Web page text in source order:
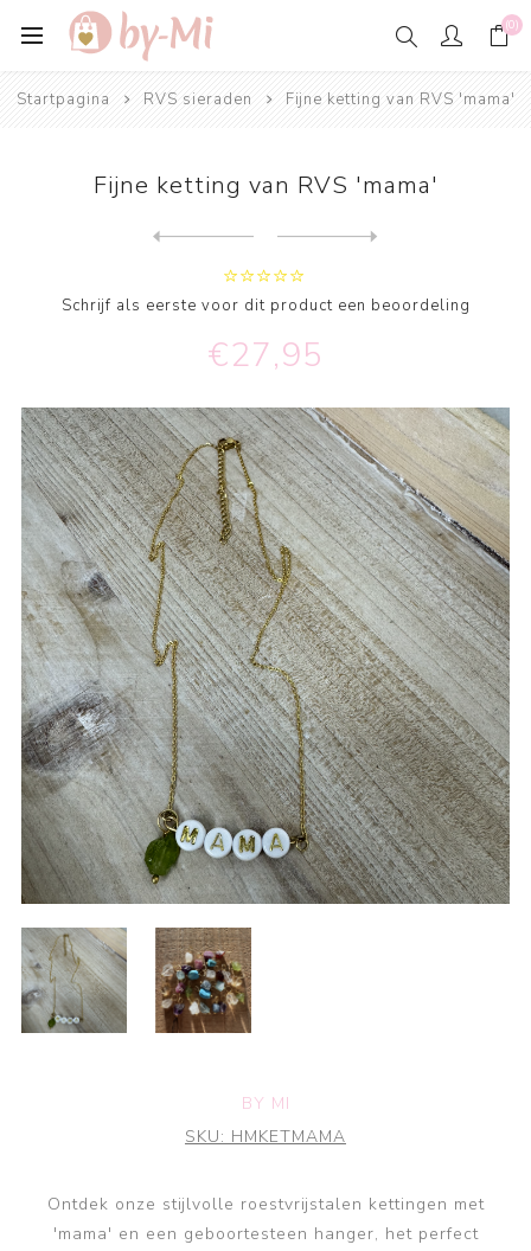
(0)
Startpagina RVS sieraden Fijne ketting van RVS 'mama'
Fijne ketting van RVS 'mama'
Schrijf als eerste voor dit product een beoordeling
€27,95
BY MI
SKU: HMKETMAMA
Ontdek onze stijlvolle roestvrijstalen kettingen met
'mama' en een geboortesteen hanger, het perfect